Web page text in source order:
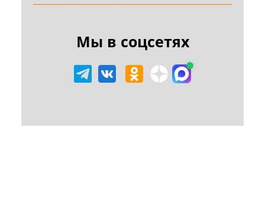
Мы в соцсетях